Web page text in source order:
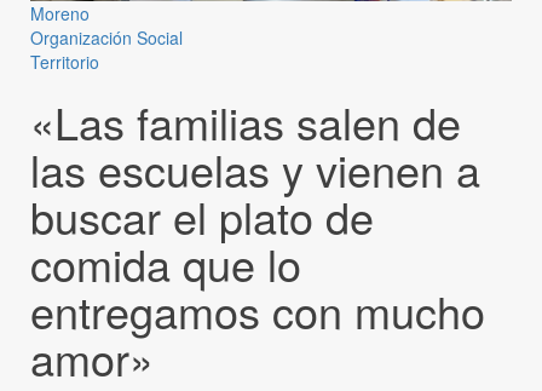
Moreno
Organización Social
Territorio
«Las familias salen de
las escuelas y vienen a
buscar el plato de
comida que lo
entregamos con mucho
amor»